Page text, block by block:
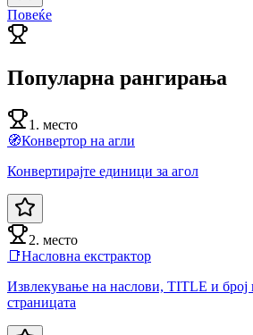
Повеќе
Популарна рангирања
1. место
🧭Конвертор на агли
Конвертирајте единици за агол
2. место
📑Насловна екстрактор
Извлекување на наслови, TITLE и број
страницата